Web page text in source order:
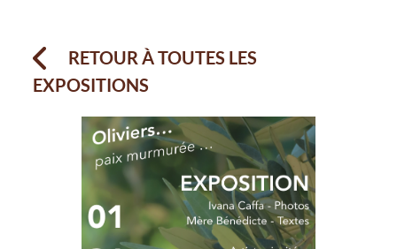
RETOUR À TOUTES LES
EXPOSITIONS